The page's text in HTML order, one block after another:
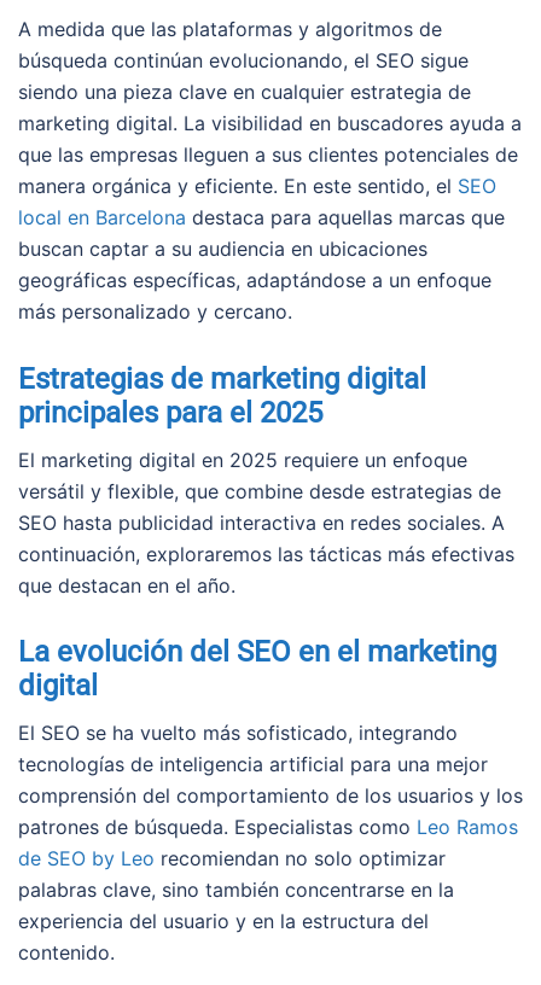
A medida que las plataformas y algoritmos de
búsqueda continúan evolucionando, el SEO sigue
siendo una pieza clave en cualquier estrategia de
marketing digital. La visibilidad en buscadores ayuda a
que las empresas lleguen a sus clientes potenciales de
manera orgánica y eficiente. En este sentido, el SEO
local en Barcelona destaca para aquellas marcas que
buscan captar a su audiencia en ubicaciones
geográficas específicas, adaptándose a un enfoque
más personalizado y cercano.
Estrategias de marketing digital
principales para el 2025
El marketing digital en 2025 requiere un enfoque
versátil y flexible, que combine desde estrategias de
SEO hasta publicidad interactiva en redes sociales. A
continuación, exploraremos las tácticas más efectivas
que destacan en el año.
La evolución del SEO en el marketing
digital
El SEO se ha vuelto más sofisticado, integrando
tecnologías de inteligencia artificial para una mejor
comprensión del comportamiento de los usuarios y los
patrones de búsqueda. Especialistas como Leo Ramos
de SEO by Leo recomiendan no solo optimizar
palabras clave, sino también concentrarse en la
experiencia del usuario y en la estructura del
contenido.